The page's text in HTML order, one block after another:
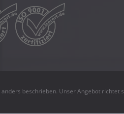
anders beschrieben. Unser Angebot